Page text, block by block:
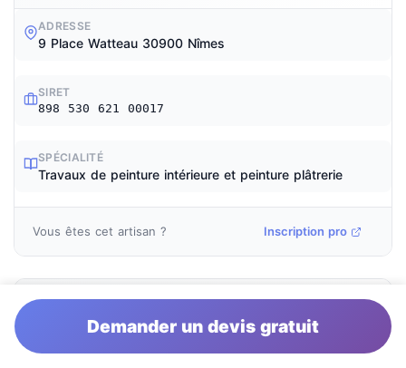
ADRESSE
9 Place Watteau 30900 Nîmes
SIRET
898 530 621 00017
SPÉCIALITÉ
Travaux de peinture intérieure et peinture plâtrerie
Vous êtes cet artisan ? Inscription pro
ADRESSE
Demander un devis gratuit